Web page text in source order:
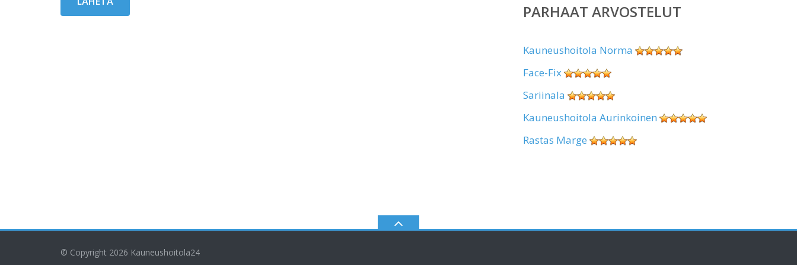
PARHAAT ARVOSTELUT
Kauneushoitola Norma
Face-Fix
Sariinala
Kauneushoitola Aurinkoinen
Rastas Marge
© Copyright 2026 Kauneushoitola24